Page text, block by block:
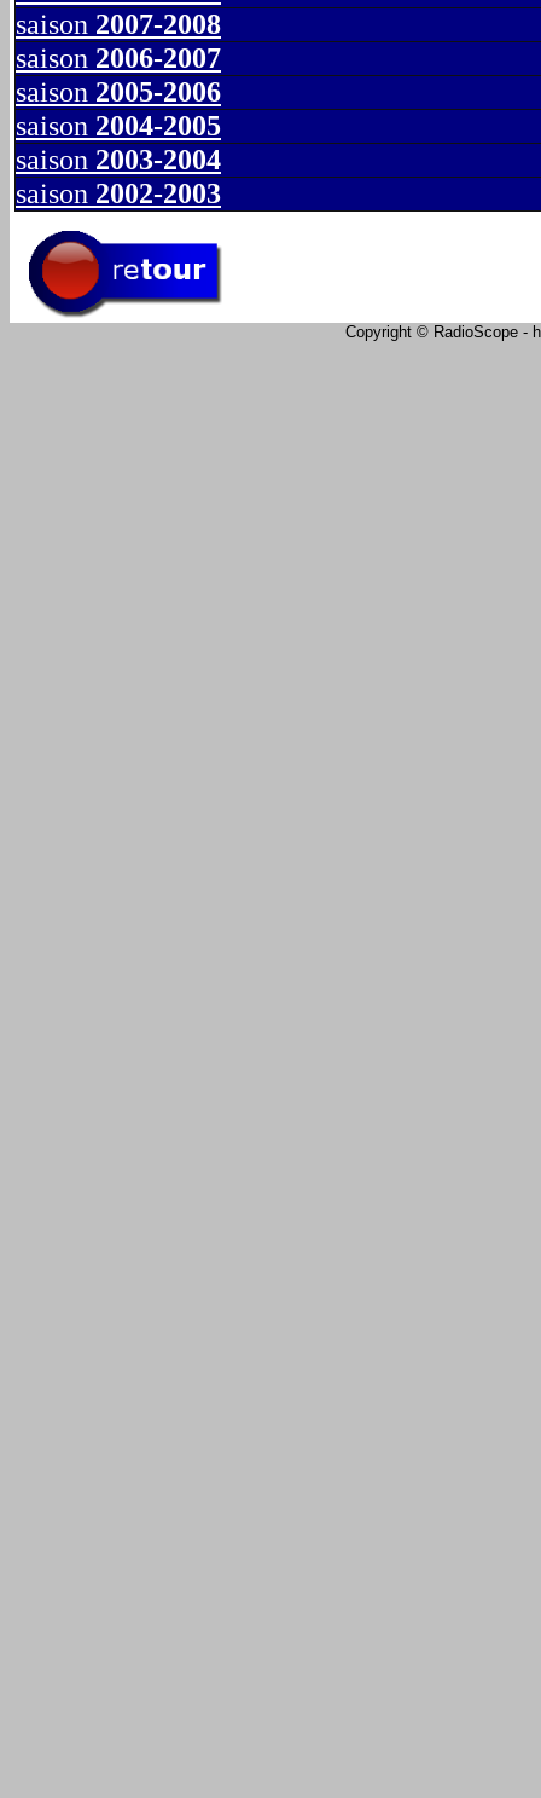
saison 2007-2008
saison 2006-2007
saison 2005-2006
saison 2004-2005
saison 2003-2004
saison 2002-2003
Copyright © RadioScope -